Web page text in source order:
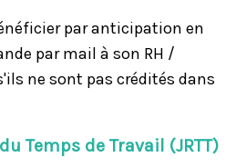
par anticipation en
par mail à son RH /
ne sont pas crédités dans
Temps de Travail (JRTT)